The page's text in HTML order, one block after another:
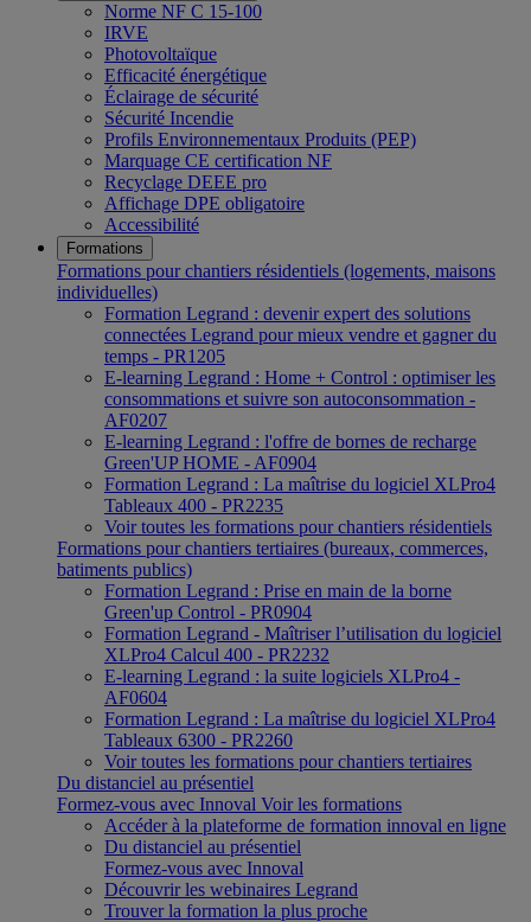
Norme NF C 15-100
IRVE
Photovoltaïque
Efficacité énergétique
Éclairage de sécurité
Sécurité Incendie
Profils Environnementaux Produits (PEP)
Marquage CE certification NF
Recyclage DEEE pro
Affichage DPE obligatoire
Accessibilité
Formations
Formations pour chantiers résidentiels (logements, maisons
individuelles)
Formation Legrand : devenir expert des solutions
connectées Legrand pour mieux vendre et gagner du
temps - PR1205
E-learning Legrand : Home + Control : optimiser les
consommations et suivre son autoconsommation -
AF0207
E-learning Legrand : l'offre de bornes de recharge
Green'UP HOME - AF0904
Formation Legrand : La maîtrise du logiciel XLPro4
Tableaux 400 - PR2235
Voir toutes les formations pour chantiers résidentiels
Formations pour chantiers tertiaires (bureaux, commerces,
batiments publics)
Formation Legrand : Prise en main de la borne
Green'up Control - PR0904
Formation Legrand - Maîtriser l’utilisation du logiciel
XLPro4 Calcul 400 - PR2232
E-learning Legrand : la suite logiciels XLPro4 -
AF0604
Formation Legrand : La maîtrise du logiciel XLPro4
Tableaux 6300 - PR2260
Voir toutes les formations pour chantiers tertiaires
Du distanciel au présentiel
Formez-vous avec Innoval Voir les formations
Accéder à la plateforme de formation innoval en ligne
Du distanciel au présentiel
Formez-vous avec Innoval
Découvrir les webinaires Legrand
Trouver la formation la plus proche